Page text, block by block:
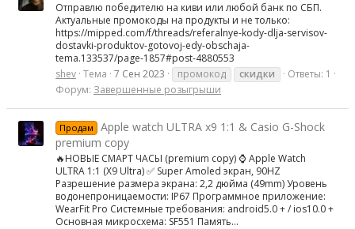
Отправлю победителю на киви или любой банк по СБП.
Актуальные промокоды на продукты и не только:
https://mipped.com/f/threads/referalnye-kody-dlja-servisov-
dostavki-produktov-gotovoj-edy-obschaja-
tema.133537/page-1857#post-4880553
shev Тема 7 Сен 2023 промокод скидки
Ответы: 1
Форум: Завершенные розыгрыши
Продам
Apple watch ULTRA x9 1:1 & Casio G-Shock
premium copy
🔥НОВЫЕ СМАРТ ЧАСЫ (premium copy) ⌚️ Apple Watch
ULTRA 1:1 (X9 Ultra) ✅ Super Amoled экран, 90HZ
Разрешение размера экрана: 2,2 дюйма (49mm) Уровень
водонепроницаемости: IP67 Программное приложение:
WearFit Pro Системные требования: android5.0 + / ios10.0 +
Основная микросхема: SF551 Память...